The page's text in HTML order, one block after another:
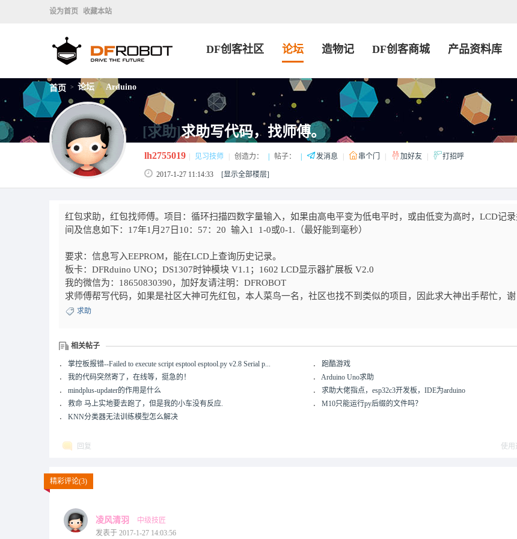
设为首页 收藏本站
DF创客社区 论坛 造物记 DF创客商城 产品资料库
首页 > 论坛 > Arduino
[求助]求助写代码，找师傅。
lh2755019 见习技师 创造力： 帖子： 发消息 串个门 加好友 打招呼
2017-1-27 11:14:33 [显示全部楼层]
红包求助，红包找师傅。项目：循环扫描四数字量输入，如果由高电平变为低电平时，或由低变为高时，LCD记
间及信息如下：17年1月27日10：57：20 输入1 1-0或0-1.（最好能到毫秒）
要求：信息写入EEPROM，能在LCD上查询历史记录。
板卡：DFRduino UNO； DS1307时钟模块 V1.1 ； 1602 LCD显示器扩展板 V2.0
我的微信为：18650830390，加好友请注明：DFROBOT
求师傅帮写代码，如果是社区大神可先红包，本人菜鸟一名，社区也找不到类似的项目，因此求大神出手帮忙，谢
求助
相关帖子
． 掌控板报错--Failed to execute script esptool esptool.py v2.8 Serial p... ． 跑酷游戏
． 我的代码突然寄了，在线等，挺急的！ ． Arduino Uno求助
． mindplus-updater的作用是什么 ． 求助大佬指点，esp32c3开发板，IDE为arduino
． 救命 马上实地要去跑了，但是我的小车没有反应. ． M10只能运行py后缀的文件吗？
． KNN分类器无法训练模型怎么解决
回复 使用
精彩评论(3)
凌风清羽
中级技匠
发表于 2017-1-27 14:03:56